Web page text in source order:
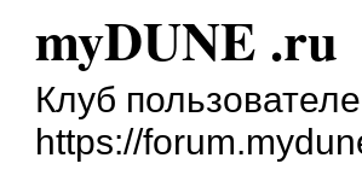
myDUNE .ru
Клуб
https://